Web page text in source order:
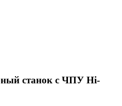
станок с ЧПУ Hi-